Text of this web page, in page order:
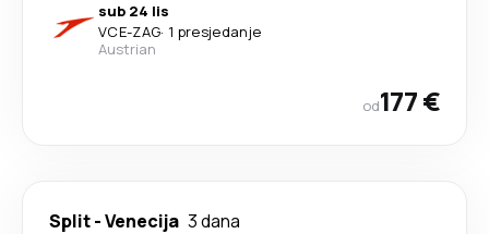
sub 24 lis
VCE-ZAG· 1 presjedanje
Austrian
od177 €
Split-Venecija 3 dana